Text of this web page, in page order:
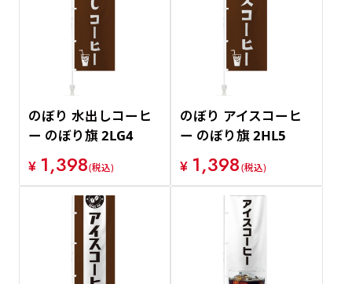
のぼり 水出しコーヒ
ー のぼり旗 2LG4
¥ 1,398(税込)
のぼり アイスコーヒ
ー のぼり旗 2HL5
¥ 1,398(税込)